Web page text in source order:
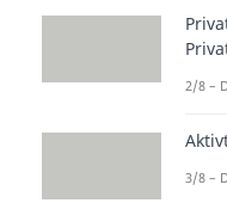
Ein
2/8 –
3/8 –